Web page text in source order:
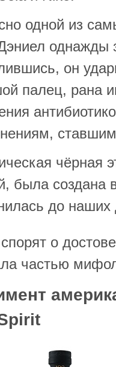
одной из
однажды
он
палец, рана
чёрная
была создана
до наших
о
частью